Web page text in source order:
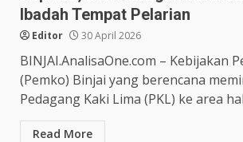
Ibadah Tempat Pelarian
Editor 30 April 2026
BINJAI.AnalisaOne.com – Kebijakan
(Pemko) Binjai yang berencana
Pedagang Kaki Lima (PKL) ke area
Read More